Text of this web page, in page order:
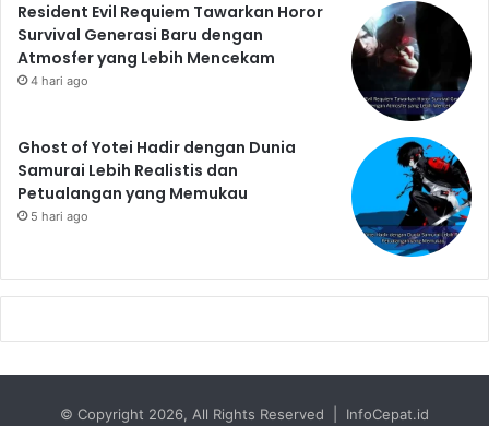
Resident Evil Requiem Tawarkan Horor
Survival Generasi Baru dengan
Atmosfer yang Lebih Mencekam
4 hari ago
Ghost of Yotei Hadir dengan Dunia
Samurai Lebih Realistis dan
Petualangan yang Memukau
5 hari ago
© Copyright 2026, All Rights Reserved | InfoCepat.id